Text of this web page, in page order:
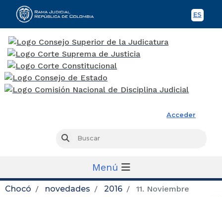
ES
Acceder
Buscar
Menú
Chocó novedades 2016 11. Noviembre